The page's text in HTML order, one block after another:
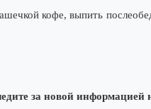
кофе, выпить
за новой информацией